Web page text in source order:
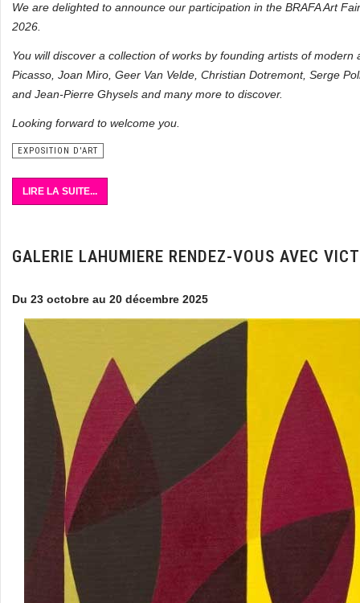
We are delighted to announce our participation in the BRAFA Art
2026.
You will discover a collection of works by founding artists of
Picasso, Joan Miro, Geer Van Velde, Christian Dotremont, Serge
and Jean-Pierre Ghysels and many more to discover.
Looking forward to welcome you.
EXPOSITION D'ART
LIRE LA SUITE...
GALERIE LAHUMIERE RENDEZ-VOUS AVEC
Du 23 octobre au 20 décembre 2025